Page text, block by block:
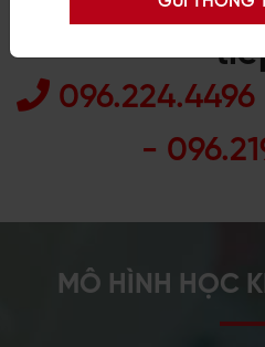
Đăng ký học
096.224.4496
-
MÔ HÌNH HỌC